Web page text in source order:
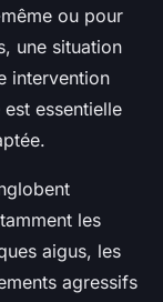
ou pour
une situation
intervention
essentielle
les
aigus, les
agressifs